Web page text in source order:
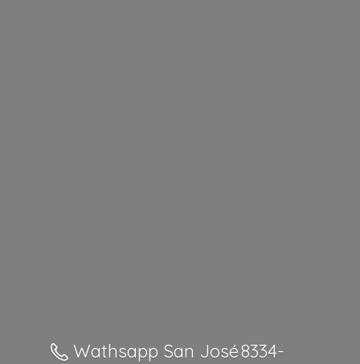
Wathsapp San José 8334-